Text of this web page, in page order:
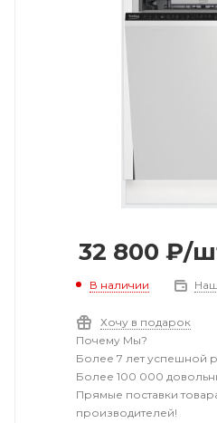
32 800 ₽/
В наличии
Хочу в подарок
Почему Мы?
Более 7 лет успешной
Более 100 000
Прямые поставки
производителей!